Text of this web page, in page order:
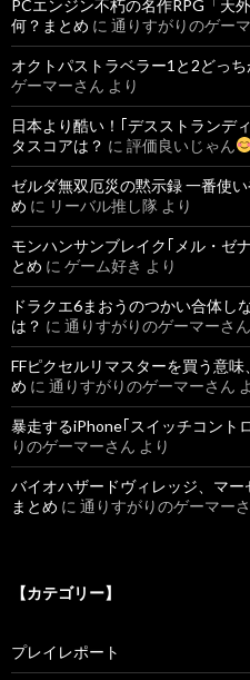
PCエンジン不朽の名作RPG「天
何？まとめ に 通りすがりのゲー
オクトパストラベラー1と2どっ
ゲーマーさん より
日本より酷い！｢デスストランデ
タスコアは？ に 評価良いじゃん
ゼルダ無双厄災の黙示録 一番使
め に リーバル推し隊 より
モンハンサンブレイク｢メル・ゼ
とめ に ゲーム好き より
ドラクエ6まおうのつかい合体し
は？ に 通りすがりのゲーマーさん
FFピクセルリマスターを買う意
め に 通りすがりのゲーマーさん
暴走するiPhone｢スイッチコント
りのゲーマーさん より
バイオハザードヴィレッジ、マ
まとめ に 通りすがりのゲーマー
【カテゴリー】
プレイレポート